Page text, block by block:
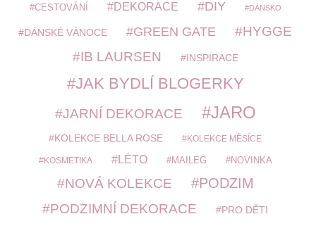
CESTOVÁNÍ DEKORACE DIY DÁNSKO
DÁNSKÉ VÁNOCE GREEN GATE HYGGE
IB LAURSEN INSPIRACE
JAK BYDLÍ BLOGERKY
JARNÍ DEKORACE JARO
KOLEKCE BELLA ROSE KOLEKCE MĚSÍCE
KOSMETIKA LÉTO MAILEG NOVINKA
NOVÁ KOLEKCE PODZIM
PODZIMNÍ DEKORACE PRO DĚTI